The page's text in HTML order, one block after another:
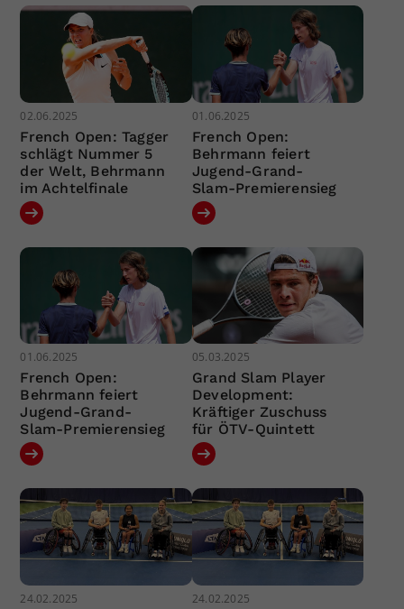
02.06.2025
French Open: Tagger
schlägt Nummer 5
der Welt, Behrmann
im Achtelfinale
01.06.2025
French Open:
Behrmann feiert
Jugend-Grand-
Slam-Premierensieg
01.06.2025
French Open:
Behrmann feiert
Jugend-Grand-
Slam-Premierensieg
05.03.2025
Grand Slam Player
Development:
Kräftiger Zuschuss
für ÖTV-Quintett
24.02.2025 24.02.2025